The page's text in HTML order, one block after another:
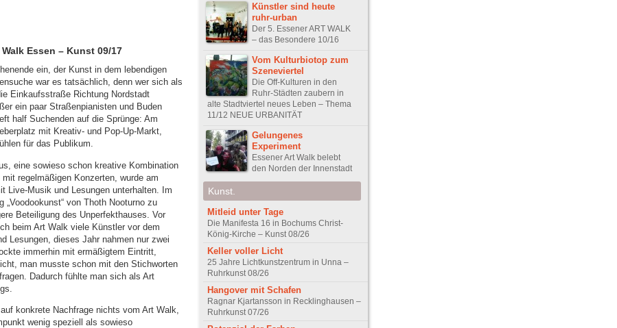
Essen – Kunst 09/17
ein, der Kunst in dem lebendigen
war es tatsächlich, denn wer sich als
Einkaufsstraße Richtung Nordstadt
ein paar Straßenpianisten und Buden
half Suchenden auf die Sprünge: Am
mit Kreativ- und Pop-Up-Markt,
für das Publikum.
eine sowieso schon kreative Kombination
regelmäßigen Konzerten, wurde am
Live-Musik und Lesungen unterhalten. Im
von Thoth Nooturno zu
Beteiligung des Unperfekthauses. Vor
beim Art Walk viele Künstler vor dem
Lesungen, dieses Jahr nahmen nur zwei
immerhin mit ermäßigtem Eintritt,
man musste schon mit den Stichworten
Dadurch fühlte man sich als Art
konkrete Nachfrage nichts vom Art Walk,
wenig speziell als sowieso
Künstler sind heute
ruhr-urban
Der 5. Essener ART WALK
– das Besondere 10/16
Vom Kulturbiotop zum
Szeneviertel
Die Off-Kulturen in den
Ruhr-Städten zaubern in
alte Stadtviertel neues Leben – Thema
11/12 NEUE URBANITÄT
Gelungenes
Experiment
Essener Art Walk belebt
den Norden der Innenstadt
Kunst.
Mitleid unter Tage
Die Manifesta 16 in Bochums Christ-
König-Kirche – Kunst 08/26
Keller voller Licht
25 Jahre Lichtkunstzentrum in Unna –
Ruhrkunst 08/26
Hangover mit Schafen
Ragnar Kjartansson in Recklinghausen –
Ruhrkunst 07/26